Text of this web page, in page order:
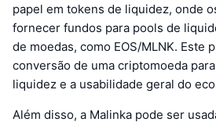
papel em tokens de liquidez, onde
fornecer fundos para pools de
de moedas, como EOS/MLNK. Este
conversão de uma criptomoeda
liquidez e a usabilidade geral do
Além disso, a Malinka pode ser